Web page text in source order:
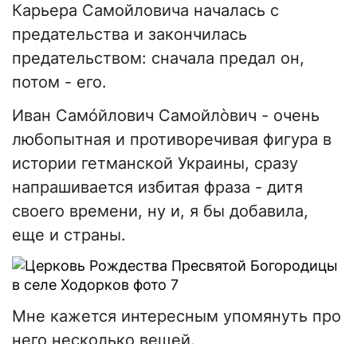
Карьера Самойловича началась с
предательства и закончилась
предательством: сначала предал он,
потом - его.
Иван Самóйлович Самойлòвич - очень
любопытная и противоречивая фигура в
истории гетманской Украины, сразу
напрашивается избитая фраза - дитя
своего времени, ну и, я бы добавила,
еще и страны.
Мне кажется интересным упомянуть про